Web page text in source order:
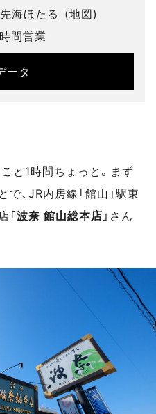
海ほたる
(地図)
間営業
ータ
と1時間ちょっと。まず
、JR内房線「館山」駅東
「波奈 館山総本店 」さん